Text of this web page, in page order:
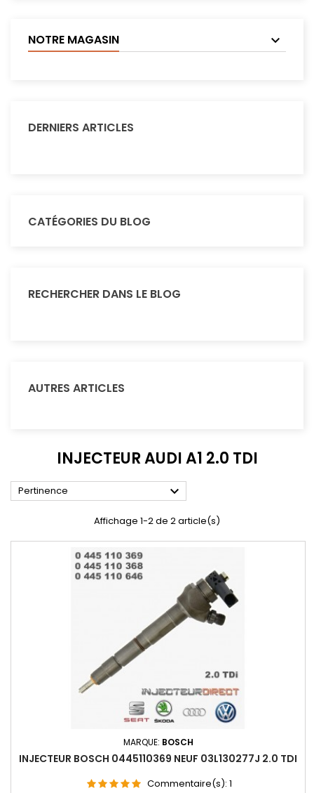
NOTRE MAGASIN
DERNIERS ARTICLES
CATÉGORIES DU BLOG
RECHERCHER DANS LE BLOG
AUTRES ARTICLES
INJECTEUR AUDI A1 2.0 TDI
Pertinence 
Affichage 1-2 de 2 article(s)
MARQUE: BOSCH
INJECTEUR BOSCH 0445110369 NEUF 03L130277J 2.0 TDI
Commentaire(s): 1